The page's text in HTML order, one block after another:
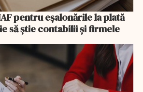
pentru eşalonările la plată
să știe contabilii și firmele